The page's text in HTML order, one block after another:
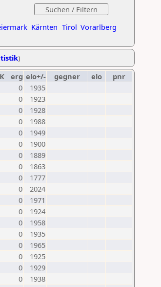
Kärnten Tirol Vorarlberg
)
K erg elo+/- gegner elo
pnr
0
1935
0
1923
0
1928
0
1988
0
1949
0
1900
0
1889
0
1863
0
1777
0
2024
0
1971
0
1924
0
1958
0
1935
0
1965
0
1925
0
1929
0
1938